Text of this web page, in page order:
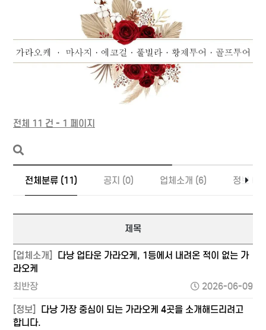
전체 11 건 - 1 페이지
전체분류 (11) 공지 (0) 업체소개 (6) 정보 (5)
제목
[업체소개]
다낭 업타운 가라오케, 1등에서 내려온 적이 없는 가
라오케
최반장
2026-06-09
[정보]
다낭 가장 중심이 되는 가라오케 4곳을 소개해드리려고
합니다.